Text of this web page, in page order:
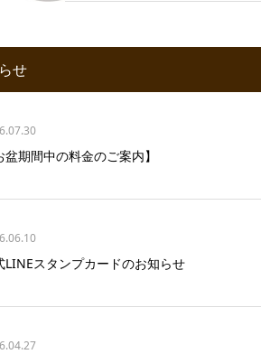
せ
盆期間中の料金のご案内】
LINEスタンプカードのお知らせ